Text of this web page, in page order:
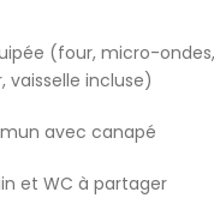
(four, micro-
vaisselle incluse)
avec canapé
et WC à partager